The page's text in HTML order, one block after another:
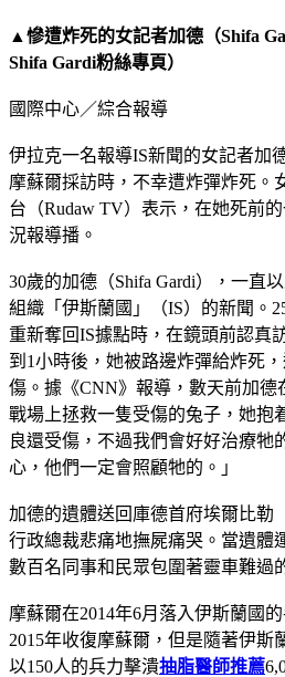
▲慘遭炸死的女記者加德（Shifa
Shifa Gardi粉絲專頁）
國際中心／綜合報導
伊拉克一名報導IS新聞的女記者加
摩蘇爾採訪時，不幸遭炸彈炸死。
台（Rudaw TV）表示，在她死前
況報導播。
30歲的加德（Shifa Gardi），一直
組織「伊斯蘭國」（IS）的新聞。
重新奪回IS據點時，在鏡頭前認真
到1小時後，她被路邊炸彈給炸死
傷。據《CNN》報導，數天前加德
戰場上拯救一隻受傷的兔子，她抱
良還受傷，不過我們會好好治療牠
心，他們一定會照顧牠的。」
加德的遺體送回庫德首府埃爾比勒
行政總裁悲痛地撫屍痛哭。當遺體
數百名同事和民眾包圍著靈車難過
摩蘇爾在2014年6月落入伊斯蘭國
2015年收復摩蘇爾，但是隨著伊斯
以150人的兵力擊潰抽脂醫師推薦